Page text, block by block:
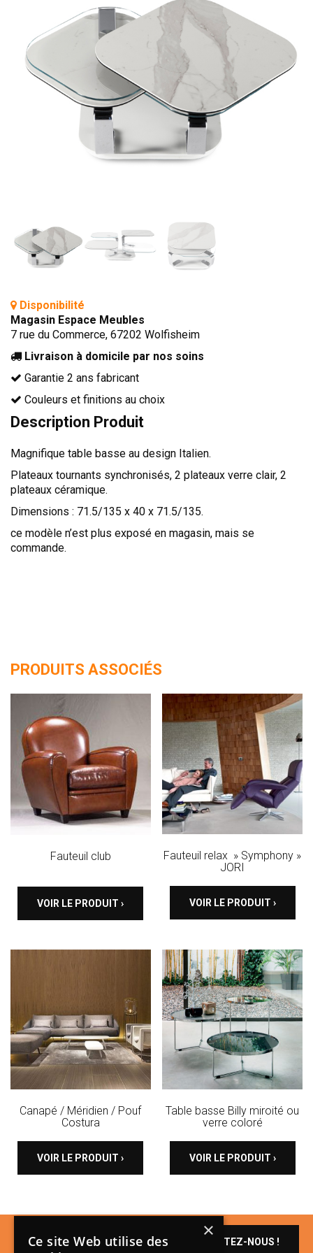
BIBLIOTHÈQUE
TABLE BASSE
FAUTEUILS
CANAPÉS
SALLES À MANGER
CONVERTIBLE
MATELAS
CADRES DE LIT
TÊTES DE LITS
LITS FIXES
TAPIS
MIROIRS
AMÉNAGEMENTS SUR MESURE
AGENCEMENTS INTÉRIEURS
DESIGN
CONTEMPORAIN
Disponibilité
Magasin Espace Meubles
7 rue du Commerce, 67202 Wolfisheim
Livraison à domicile par nos soins
Garantie 2 ans fabricant
Couleurs et finitions au choix
Description Produit
Magnifique table basse au design Italien.
Plateaux tournants synchronisés, 2 plateaux verre clair, 2
plateaux céramique.
Dimensions : 71.5/135 x 40 x 71.5/135.
ce modèle n’est plus exposé en magasin, mais se
commande.
PRODUITS ASSOCIÉS
Fauteuil club
VOIR LE PRODUIT ›
Fauteuil relax » Symphony »
JORI
VOIR LE PRODUIT ›
Canapé / Méridien / Pouf
Costura
VOIR LE PRODUIT ›
Table basse Billy miroité ou
verre coloré
VOIR LE PRODUIT ›
Un produit vous
intéresse ?
CONTACTEZ-NOUS !
×
Ce site Web utilise des